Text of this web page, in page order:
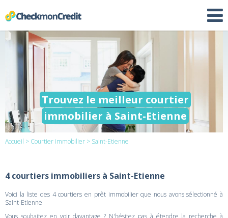
Trouvez le meilleur courtier
immobilier à Saint-Etienne
Accueil > Courtier immobilier > Saint-Etienne
4 courtiers immobiliers à Saint-Etienne
Voici la liste des 4 courtiers en prêt immobilier que nous avons sélectionné à
Saint-Etienne
Vous souhaitez en voir davantage ? N'hésitez pas à étendre la recherche à